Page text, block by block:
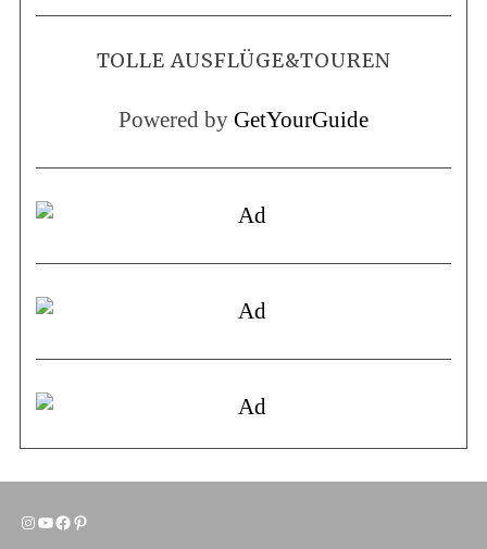
TOLLE AUSFLÜGE&TOUREN
Powered by GetYourGuide